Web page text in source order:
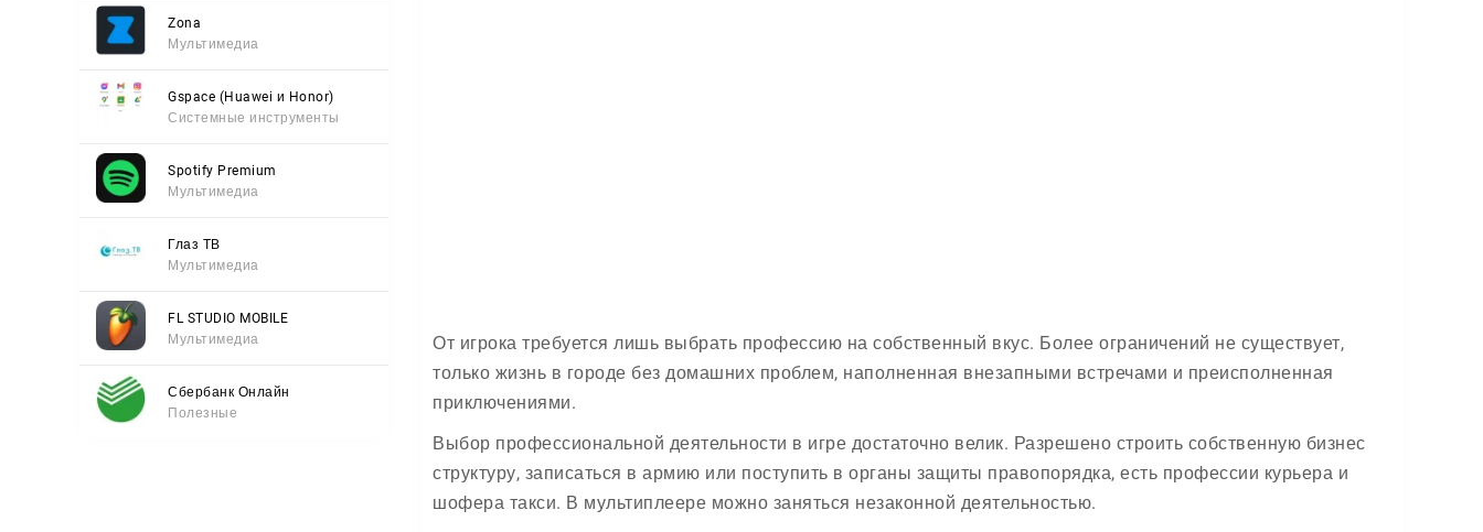
Zona
Мультимедиа
Gspace (Huawei и Honor)
Системные инструменты
Spotify Premium
Мультимедиа
Глаз ТВ
Мультимедиа
FL STUDIO MOBILE
Мультимедиа
Сбербанк Онлайн
Полезные
От игрока требуется лишь выбрать профессию на собственный вкус. Более ограничений не существует,
только жизнь в городе без домашних проблем, наполненная внезапными встречами и преисполненная
приключениями.
Выбор профессиональной деятельности в игре достаточно велик. Разрешено строить собственную бизнес
структуру, записаться в армию или поступить в органы защиты правопорядка, есть профессии курьера и
шофера такси. В мультиплеере можно заняться незаконной деятельностью.